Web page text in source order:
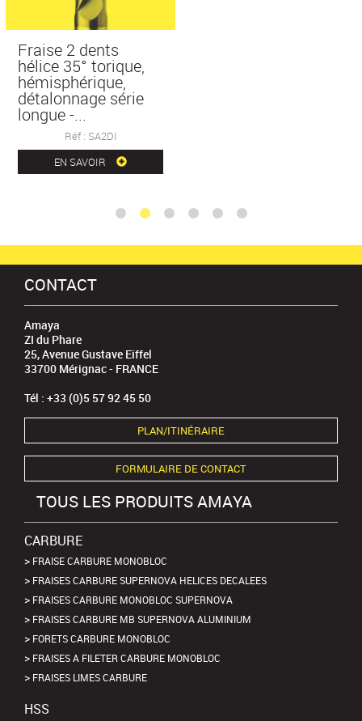
Fraise 2 dents
hélice 35° torique,
hémisphérique,
détalonnage série
longue -...
Réf : SA2DI
EN SAVOIR
CONTACT
Amaya
ZI du Phare
25, Avenue Gustave Eiffel
33700 Mérignac - FRANCE
Tél : +33 (0)5 57 92 45 50
PLAN/ITINÉRAIRE
FORMULAIRE DE CONTACT
TOUS LES PRODUITS AMAYA
CARBURE
FRAISE CARBURE MONOBLOC
FRAISES CARBURE SUPERNOVA HELICES DECALEES
FRAISES CARBURE MONOBLOC SUPERNOVA
FRAISES CARBURE MB SUPERNOVA ALUMINIUM
FORETS CARBURE MONOBLOC
FRAISES A FILETER CARBURE MONOBLOC
FRAISES LIMES CARBURE
HSS